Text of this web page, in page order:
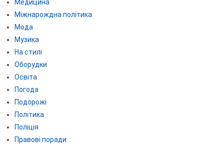
Медицина
Міжнарождна політика
Мода
Музика
На стилі
Оборудки
Освіта
Погода
Подорожі
Політика
Поліція
Правові поради